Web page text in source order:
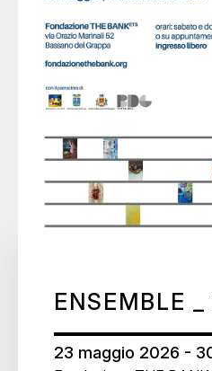
ENSEMBLE
23 maggio 2026 -